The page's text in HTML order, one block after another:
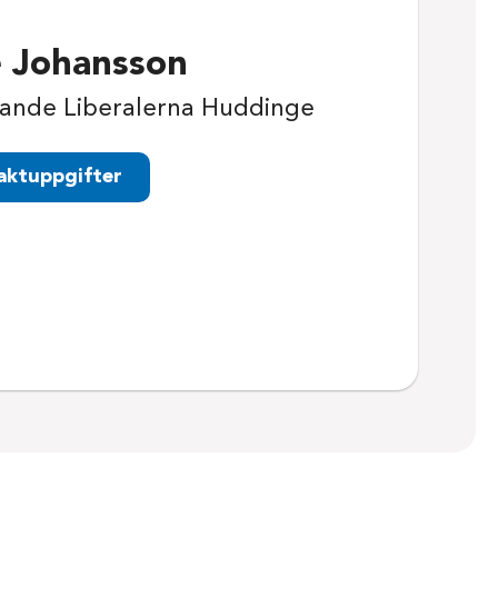
Johansson
Liberalerna Huddinge